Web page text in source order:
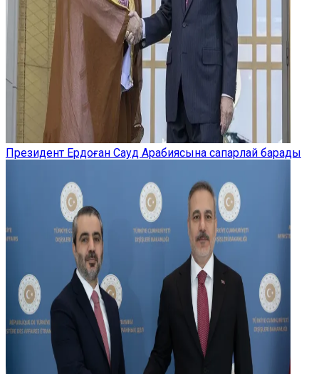
Президент Ердоған Сауд Арабиясына сапарлай барады